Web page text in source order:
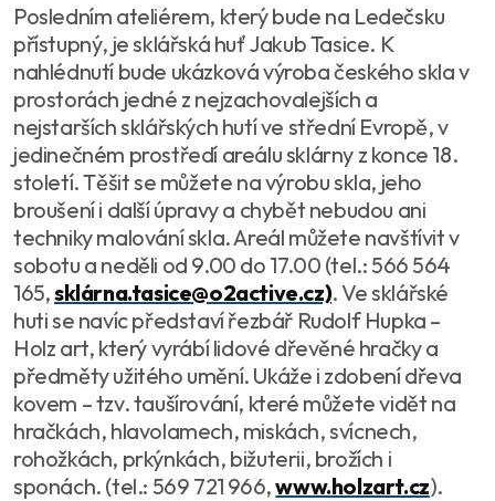
Posledním ateliérem, který bude na Ledečsku
přístupný, je sklářská huť Jakub Tasice. K
nahlédnutí bude ukázková výroba českého skla v
prostorách jedné z nejzachovalejších a
nejstarších sklářských hutí ve střední Evropě, v
jedinečném prostředí areálu sklárny z konce 18.
století. Těšit se můžete na výrobu skla, jeho
broušení i další úpravy a chybět nebudou ani
techniky malování skla. Areál můžete navštívit v
sobotu a neděli od 9.00 do 17.00 (tel.: 566 564
165,sklárna.tasice@o2active.cz). Ve sklářské
huti se navíc představí řezbář Rudolf Hupka –
Holz art, který vyrábí lidové dřevěné hračky a
předměty užitého umění. Ukáže i zdobení dřeva
kovem – tzv. taušírování, které můžete vidět na
hračkách, hlavolamech, miskách, svícnech,
rohožkách, prkýnkách, bižuterii, brožích i
sponách. (tel.: 569 721 966,www.holzart.cz).